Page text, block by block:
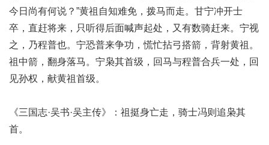
今日尚有何说？”黄祖自知难免，拨马而走。甘宁冲开士
卒，直赶将来，只听得后面喊声起处，又有数骑赶来。宁视
之，乃程普也。宁恐普来争功，慌忙拈弓搭箭，背射黄祖。
祖中箭，翻身落马。宁枭其首级，回马与程普合兵一处，回
见孙权，献黄祖首级。
《三国志·吴书·吴主传》：祖挺身亡走，骑士冯则追枭其
首。